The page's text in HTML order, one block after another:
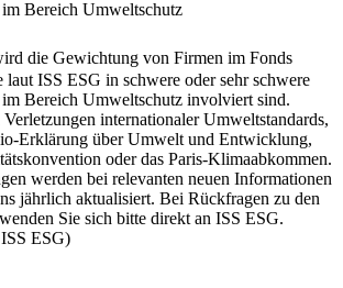
Bereich Umweltschutz
die Gewichtung von Firmen im Fonds
laut ISS ESG in schwere oder sehr schwere
Bereich Umweltschutz involviert sind.
internationaler Umweltstandards,
Erklärung über Umwelt und Entwicklung,
oder das Paris-Klimaabkommen.
werden bei relevanten neuen Informationen
jährlich aktualisiert. Bei Rückfragen zu den
Sie sich bitte direkt an ISS ESG.
ESG)